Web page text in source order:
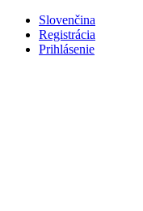
Slovenčina
Registrácia
Prihlásenie